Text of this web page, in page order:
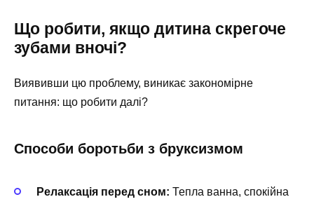
Що робити, якщо дитина скрегоче
зубами вночі?
Виявивши цю проблему, виникає закономірне
питання: що робити далі?
Способи боротьби з бруксизмом
Релаксація перед сном: Тепла ванна, спокійна